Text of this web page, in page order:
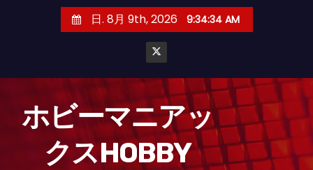
日. 8月 9th, 2026 9:34:35 AM
ホビーマニアッ
クスHOBBY